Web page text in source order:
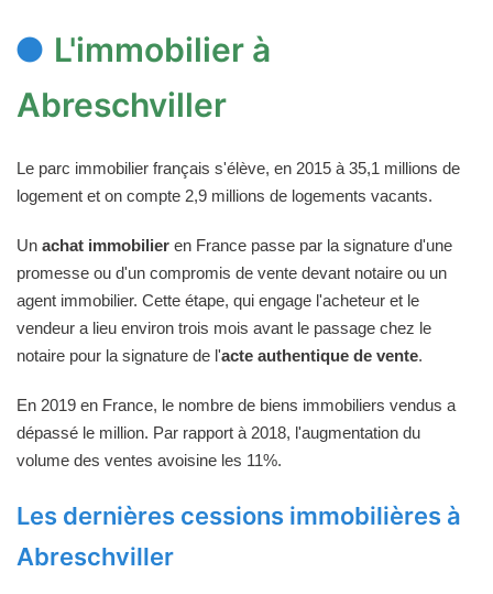
L'immobilier à
Abreschviller
Le parc immobilier français s'élève, en 2015 à 35,1 millions de
logement et on compte 2,9 millions de logements vacants.
Un achat immobilier en France passe par la signature d'une
promesse ou d'un compromis de vente devant notaire ou un
agent immobilier. Cette étape, qui engage l'acheteur et le
vendeur a lieu environ trois mois avant le passage chez le
notaire pour la signature de l'acte authentique de vente.
En 2019 en France, le nombre de biens immobiliers vendus a
dépassé le million. Par rapport à 2018, l'augmentation du
volume des ventes avoisine les 11%.
Les dernières cessions immobilières à
Abreschviller